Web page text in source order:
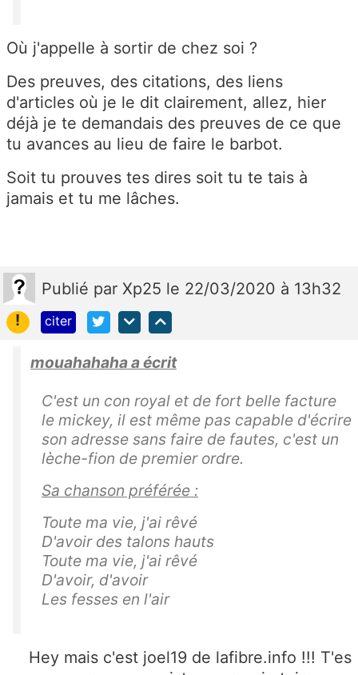
Où j'appelle à sortir de chez soi ?
Des preuves, des citations, des liens
d'articles où je le dit clairement, allez, hier
déjà je te demandais des preuves de ce que
tu avances au lieu de faire le barbot.
Soit tu prouves tes dires soit tu te tais à
jamais et tu me lâches.
Publié par Xp25 le 22/03/2020 à 13h32
!
citer
mouahahaha a écrit
C'est un con royal et de fort belle facture
le mickey, il est même pas capable d'écrire
son adresse sans faire de fautes, c'est un
lèche-fion de premier ordre.
Sa chanson préférée :
Toute ma vie, j'ai rêvé
D'avoir des talons hauts
Toute ma vie, j'ai rêvé
D'avoir, d'avoir
Les fesses en l'air
Hey mais c'est joel19 de lafibre.info !!! T'es